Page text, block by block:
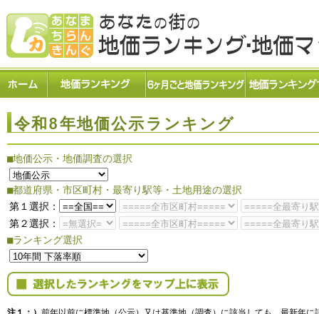
令和8年地価公示ランキング
■地価公示・地価調査の選択
■都道府県・市区町村・最寄り駅等・土地用途の選択
第１選択：
第２選択：
■ランキング選択